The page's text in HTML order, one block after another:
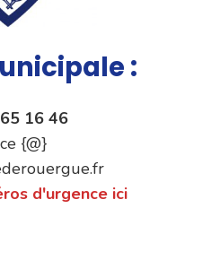
:
16 46
{@}
d'urgence ici